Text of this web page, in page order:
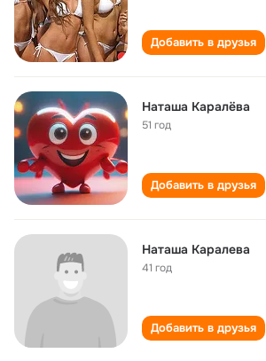
Добавить в друзья
Наташа Каралëва
51 год
Добавить в друзья
Наташа Каралева
41 год
Добавить в друзья